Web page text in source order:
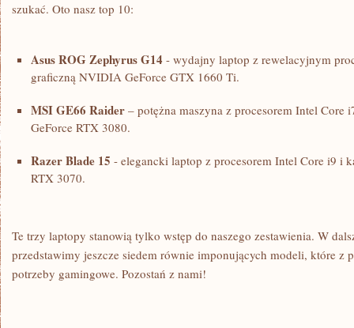
szukać. Oto ⁣nasz top 10:
Asus ROG Zephyrus G14 -⁢ wydajny laptop z rewelacyjnym
graficzną NVIDIA GeForce GTX 1660 Ti.
MSI GE66 Raider – potężna⁤ maszyna z procesorem Intel
GeForce RTX ‌3080.
Razer Blade 15 ⁢- elegancki laptop z⁤ procesorem Intel​ Core⁢ i9 i
RTX 3070.
Te⁢ trzy laptopy stanowią tylko wstęp do ⁤naszego zestawienia. W
przedstawimy jeszcze siedem równie imponujących modeli,‌ które z
potrzeby gamingowe. Pozostań z nami!